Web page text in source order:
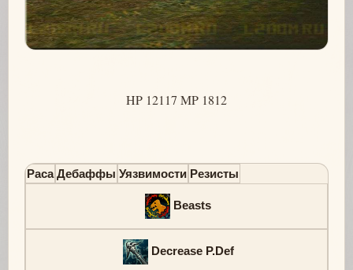
HP 12117 MP 1812
Раса Дебаффы Уязвимости Резисты
Beasts
Decrease P.Def